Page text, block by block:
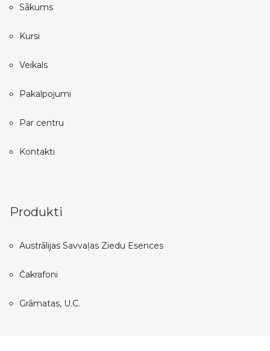
Sākums
Kursi
Veikals
Pakalpojumi
Par centru
Kontakti
Produkti
Austrālijas Savvaļas Ziedu Esences
Čakrafoni
Grāmatas, U.C.